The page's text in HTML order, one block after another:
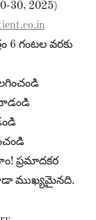
30, 2025)
గంటల వరకు
వాడండి
ప్రమాదకర
ముఖ్యమైనది.